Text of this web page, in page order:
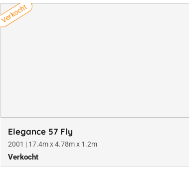
Verkocht
Elegance 57 Fly
2001 | 17.4m x 4.78m x 1.2m
Verkocht